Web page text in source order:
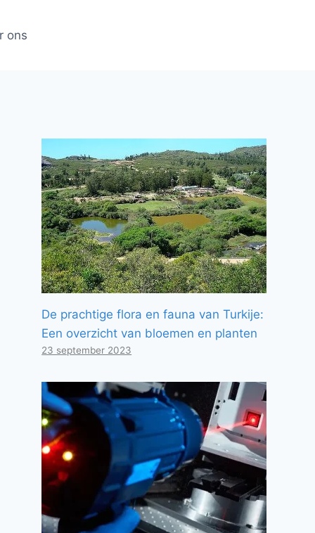
ons
De prachtige flora en fauna van Turkije:
Een overzicht van bloemen en planten
23 september 2023